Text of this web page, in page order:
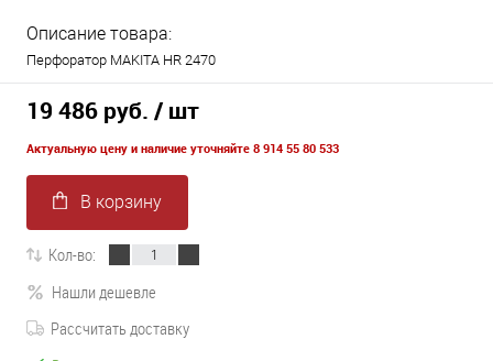
Описание товара:
Перфоратор MAKITA HR 2470
19 486 руб. / шт
Актуальную цену и наличие уточняйте 8 914 55 80 533
В корзину
Кол-во:
Нашли дешевле
Рассчитать доставку